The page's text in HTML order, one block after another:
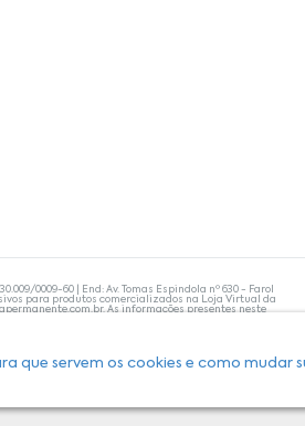
que servem os cookies e como mudar
0009-60 | End: Av. Tomas Espindola nº 630 - Farol
para produtos comercializados na Loja Virtual da
. As informações presentes neste
Apenas o médico está capacitado para
A Farmácia Permanente trabalha com as
e a segurança dos clientes são compromissos da